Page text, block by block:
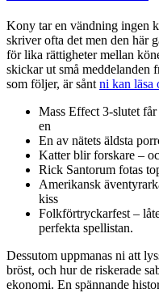
Kony tar en vändning ingen
skriver ofta det men den här
för lika rättigheter mellan
skickar ut små meddelanden
som följer, är sånt ni kan läsa
Mass Effect 3-slutet
en
En av nätets äldsta
Katter blir forskare –
Rick Santorum fotas
Amerikansk
kiss
Folkförtryckarfest –
perfekta spellistan.
Dessutom uppmanas ni att
bröst, och hur de riskerade
ekonomi. En spännande